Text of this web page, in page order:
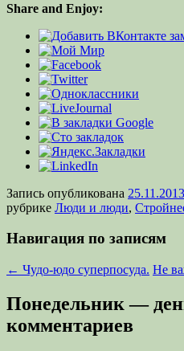
Share and Enjoy:
Запись опубликована 25.11.2013
рубрике Люди и люди,
Навигация по записям
← Чудо-юдо суперпосуда. Не
Понедельник —
комментариев